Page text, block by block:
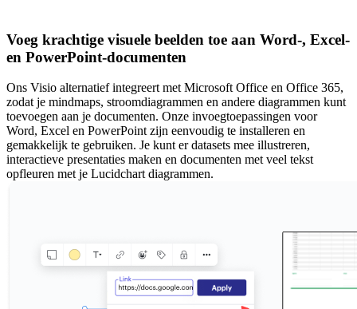
Voeg krachtige visuele beelden toe aan Word-, Excel-
en PowerPoint-documenten
Ons Visio alternatief integreert met Microsoft Office en Office 365,
zodat je mindmaps, stroomdiagrammen en andere diagrammen kunt
toevoegen aan je documenten. Onze invoegtoepassingen voor
Word, Excel en PowerPoint zijn eenvoudig te installeren en
gemakkelijk te gebruiken. Je kunt er datasets mee illustreren,
interactieve presentaties maken en documenten met veel tekst
opfleuren met je Lucidchart diagrammen.